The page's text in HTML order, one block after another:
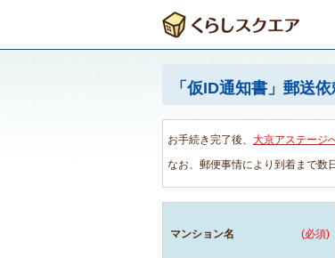
「仮ID通知書」郵送
お手続き完了後、 大京アステージ
なお、郵便事情により到着まで数
(必須)
マンション名